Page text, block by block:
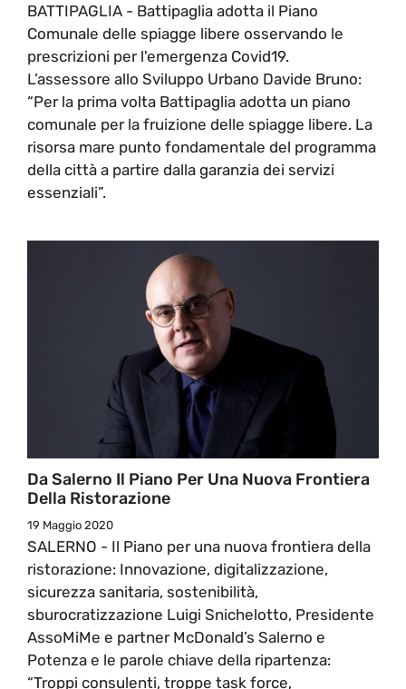
BATTIPAGLIA - Battipaglia adotta il Piano
Comunale delle spiagge libere osservando le
prescrizioni per l'emergenza Covid19.
L’assessore allo Sviluppo Urbano Davide Bruno:
“Per la prima volta Battipaglia adotta un piano
comunale per la fruizione delle spiagge libere. La
risorsa mare punto fondamentale del programma
della città a partire dalla garanzia dei servizi
essenziali”.
Da Salerno Il Piano Per Una Nuova Frontiera
Della Ristorazione
19 Maggio 2020
SALERNO - Il Piano per una nuova frontiera della
ristorazione: Innovazione, digitalizzazione,
sicurezza sanitaria, sostenibilità,
sburocratizzazione Luigi Snichelotto, Presidente
AssoMiMe e partner McDonald’s Salerno e
Potenza e le parole chiave della ripartenza:
“Troppi consulenti, troppe task force,